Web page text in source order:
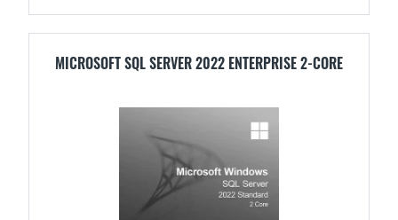
MICROSOFT SQL SERVER 2022 ENTERPRISE 2-CORE